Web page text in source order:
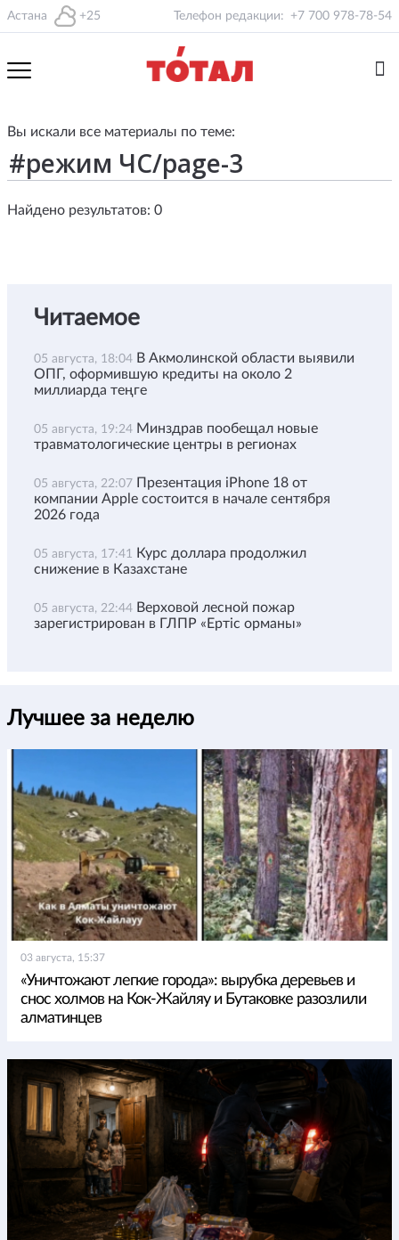
Астана +25 Телефон редакции: +7 700 978-78-54
Вы искали все материалы по теме:
Найдено результатов: 0
Читаемое
05 августа, 18:04 В Акмолинской области выявили
ОПГ, оформившую кредиты на около 2
миллиарда теңге
05 августа, 19:24 Минздрав пообещал новые
травматологические центры в регионах
05 августа, 22:07 Презентация iPhone 18 от
компании Apple состоится в начале сентября
2026 года
05 августа, 17:41 Курс доллара продолжил
снижение в Казахстане
05 августа, 22:44 Верховой лесной пожар
зарегистрирован в ГЛПР «Ертіс орманы»
Лучшее за неделю
03 августа, 15:37
«Уничтожают легкие города»: вырубка деревьев и
снос холмов на Кок-Жайляу и Бутаковке разозлили
алматинцев